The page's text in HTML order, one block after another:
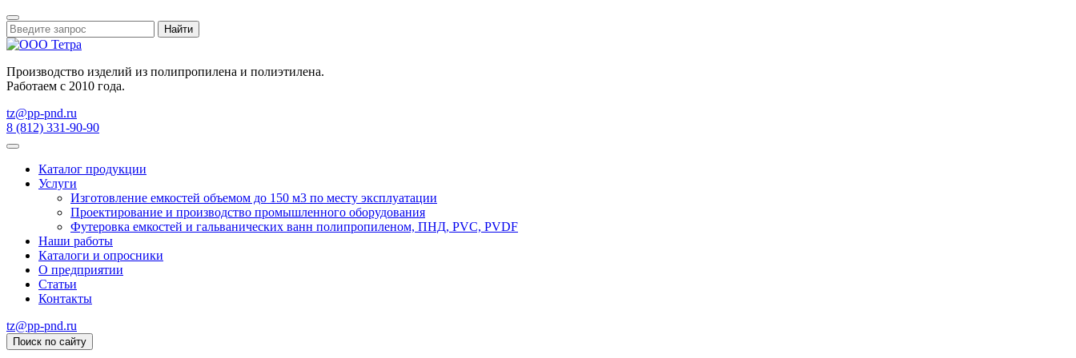
Найти
Производство изделий из полипропилена и полиэтилена.
Работаем с 2010 года.
tz@pp-pnd.ru
8 (812) 331-90-90
Каталог продукции
Услуги
Изготовление емкостей объемом до 150 м3 по месту эксплуатации
Проектирование и производство промышленного оборудования
Футеровка емкостей и гальванических ванн полипропиленом, ПНД, PVC, PVDF
Наши работы
Каталоги и опросники
О предприятии
Статьи
Контакты
tz@pp-pnd.ru
Поиск по сайту